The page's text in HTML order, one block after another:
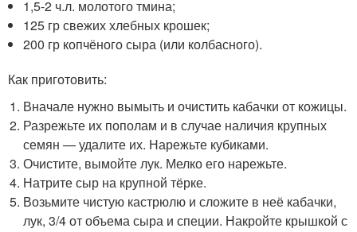
1,5-2 ч.л. молотого тмина;
125 гр свежих хлебных крошек;
200 гр копчёного сыра (или колбасного).
Как приготовить:
Вначале нужно вымыть и очистить кабачки от кожицы.
Разрежьте их пополам и в случае наличия крупных
семян — удалите их. Нарежьте кубиками.
Очистите, вымойте лук. Мелко его нарежьте.
Натрите сыр на крупной тёрке.
Возьмите чистую кастрюлю и сложите в неё кабачки,
лук, 3/4 от объема сыра и специи. Накройте крышкой с